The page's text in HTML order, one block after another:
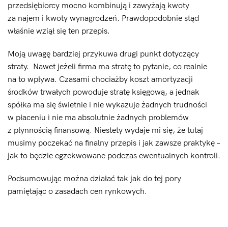
przedsiębiorcy mocno kombinują i zawyżają kwoty
za najem i kwoty wynagrodzeń. Prawdopodobnie stąd
właśnie wziął się ten przepis.
Moją uwagę bardziej przykuwa drugi punkt dotyczący
straty. Nawet jeżeli firma ma stratę to pytanie, co realnie
na to wpływa. Czasami chociażby koszt amortyzacji
środków trwałych powoduje stratę księgową, a jednak
spółka ma się świetnie i nie wykazuje żadnych trudności
w płaceniu i nie ma absolutnie żadnych problemów
z płynnością finansową. Niestety wydaje mi się, że tutaj
musimy poczekać na finalny przepis i jak zawsze praktykę –
jak to będzie egzekwowane podczas ewentualnych kontroli.
Podsumowując można działać tak jak do tej pory
pamiętając o zasadach cen rynkowych.